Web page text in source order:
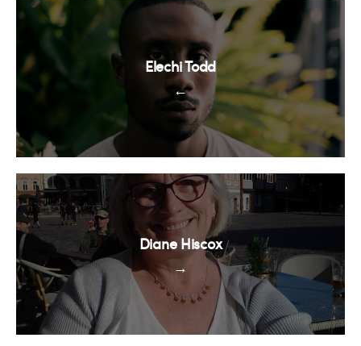
←
Elechi Todd
→
Diane Hiscox